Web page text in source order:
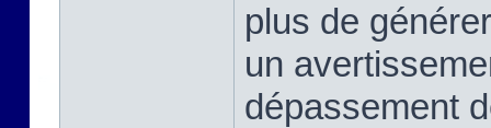
plus de
un
dépassement